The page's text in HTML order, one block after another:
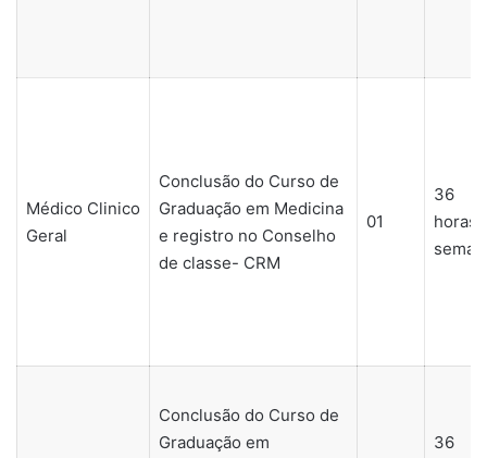
Médico Clinico
Geral
Conclusão do Curso de
Graduação em Medicina
e registro no Conselho
de classe- CRM
01
36
horas/
Conclusão do Curso de
Graduação em
36